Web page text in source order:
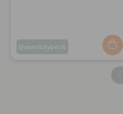
Innlegg
maritdybeck